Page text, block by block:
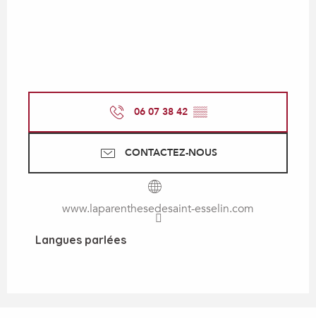
06 07 38 42 ▒▒
CONTACTEZ-NOUS
www.laparenthesedesaint-esselin.com
Langues parlées
Langues parlées